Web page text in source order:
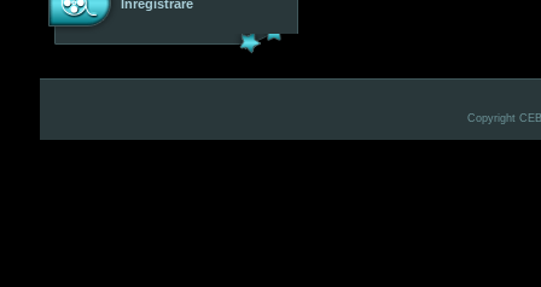
Înregistrare
Copyright